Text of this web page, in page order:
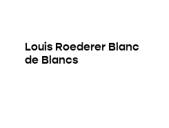
Louis Roederer Blanc
de Blancs